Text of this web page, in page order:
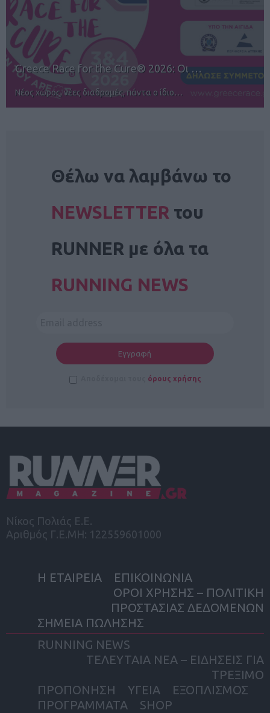
12ος TUI Rhodes Marathon: Άνοιγμα ε…
Αγώνες για όλους στην Ρόδο
Θέλω να λαμβάνω το
NEWSLETTER του
RUNNER με όλα τα
RUNNING NEWS
όρους χρήσης
Νίκος Πολιάς Ε.Ε.
Αριθμός Γ.Ε.ΜΗ: 122559601000
Η ΕΤΑΙΡΕΙΑ
ΕΠΙΚΟΙΝΩΝΙΑ
ΟΡΟΙ ΧΡΗΣΗΣ – ΠΟΛΙΤΙΚΗ
ΠΡΟΣΤΑΣΙΑΣ ΔΕΔΟΜΕΝΩΝ
ΣΗΜΕΙΑ ΠΩΛΗΣΗΣ
RUNNING NEWS
ΤΕΛΕΥΤΑΙΑ ΝΕΑ – ΕΙΔΗΣΕΙΣ ΓΙΑ
ΤΡΕΞΙΜΟ
ΠΡΟΠΟΝΗΣΗ
ΥΓΕΙΑ
ΕΞΟΠΛΙΣΜΟΣ
ΠΡΟΓΡΑΜΜΑΤΑ
SHOP